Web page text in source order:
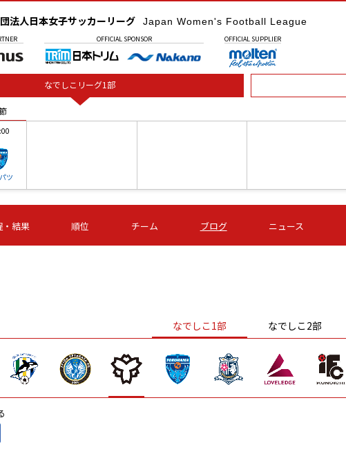
法人日本女子サッカーリーグ Japan Women's Football League
OFFICIAL SPONSOR OFFICIAL SUPPLIER
なでしこリーグ1部
ツ
第16節 09/05 (土) 15:00
石人の星
-
第16節 09/05 (土) 16:00
ＡＧＦ
-
いちご
-
・結果 順位 チーム ブログ ニュース
なでしこ1部 なでしこ2部